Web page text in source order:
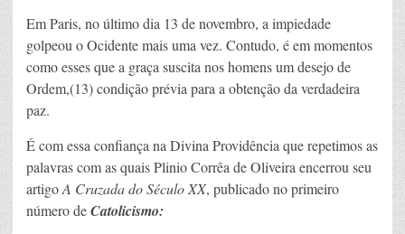
Em Paris, no último dia 13 de novembro, a impiedade
golpeou o Ocidente mais uma vez. Contudo, é em momentos
como esses que a graça suscita nos homens um desejo de
Ordem,(13) condição prévia para a obtenção da verdadeira
paz.
É com essa confiança na Divina Providência que repetimos as
palavras com as quais Plinio Corrêa de Oliveira encerrou seu
artigoA Cruzada do Século XX, publicado no primeiro
número deCatolicismo: